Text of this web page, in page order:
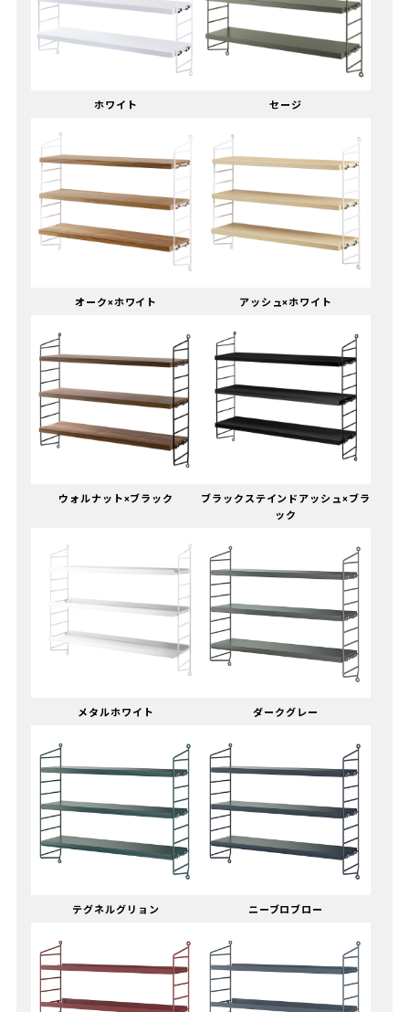
ホワイト セージ
オーク×ホワイト アッシュ×ホワイト
ウォルナット×ブラック
ブラックステインドアッシュ×ブラ
ック
メタルホワイト ダークグレー
テグネルグリョン ニーブロブロー